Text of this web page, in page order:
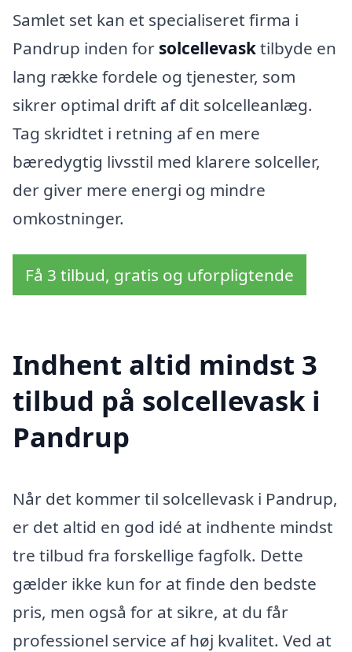
Samlet set kan et specialiseret firma i
Pandrup inden for solcellevasktilbyde en
lang række fordele og tjenester, som
sikrer optimal drift af dit solcelleanlæg.
Tag skridtet i retning af en mere
bæredygtig livsstil med klarere solceller,
der giver mere energi og mindre
omkostninger.
Få 3 tilbud, gratis og uforpligtende
Indhent altid mindst 3
tilbud på solcellevask i
Pandrup
Når det kommer til solcellevask i Pandrup,
er det altid en god idé at indhente mindst
tre tilbud fra forskellige fagfolk. Dette
gælder ikke kun for at finde den bedste
pris, men også for at sikre, at du får
professionel service af høj kvalitet. Ved at